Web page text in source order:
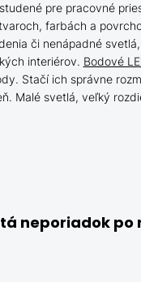
pre pracovné
farbách a
či nenápadné
interiérov. Bodové
Stačí ich správne
Malé svetlá, veľký
neporiadok po